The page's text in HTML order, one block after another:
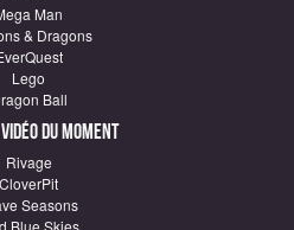
Man
& Dragons
Lego
Ball
du moment
Rivage
CloverPit
Seasons
Blue Skies